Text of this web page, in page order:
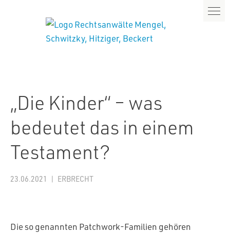
„Die Kinder“ – was
bedeutet das in einem
Testament?
23.06.2021 ERBRECHT
Die so genannten Patchwork-Familien gehören